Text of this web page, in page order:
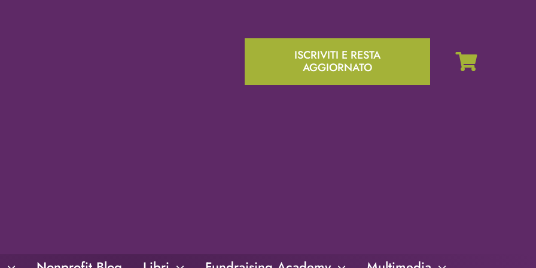
ISCRIVITI E RESTA
AGGIORNATO